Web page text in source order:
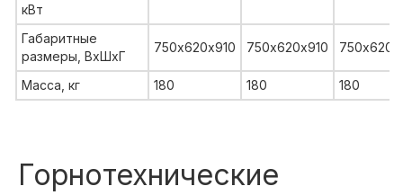
кВт
Габаритные
размеры, ВхШхГ
750х620х910 750х620х910
Масса, кг 180 180 180
Горнотехнические